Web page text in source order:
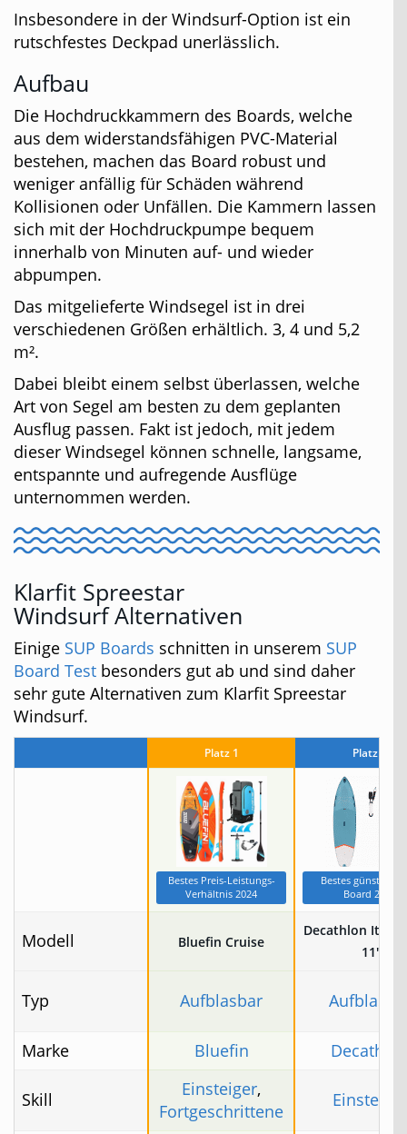
Insbesondere in der Windsurf-Option ist ein
rutschfestes Deckpad unerlässlich.
Aufbau
Die Hochdruckkammern des Boards, welche
aus dem widerstandsfähigen PVC-Material
bestehen, machen das Board robust und
weniger anfällig für Schäden während
Kollisionen oder Unfällen. Die Kammern lassen
sich mit der Hochdruckpumpe bequem
innerhalb von Minuten auf- und wieder
abpumpen.
Das mitgelieferte Windsegel ist in drei
verschiedenen Größen erhältlich. 3, 4 und 5,2
m².
Dabei bleibt einem selbst überlassen, welche
Art von Segel am besten zu dem geplanten
Ausflug passen. Fakt ist jedoch, mit jedem
dieser Windsegel können schnelle, langsame,
entspannte und aufregende Ausflüge
unternommen werden.
Klarfit Spreestar
Windsurf Alternativen
Einige SUP Boards schnitten in unserem SUP
Board Test besonders gut ab und sind daher
sehr gute Alternativen zum Klarfit Spreestar
Windsurf.
Platz 1 Platz 2
Bestes Preis-Leistungs-
Verhältnis 2024
Bestes günstiges
Board 2024
Modell Bluefin Cruise
Decathlon Itiwit
11′
Typ Aufblasbar
Marke Bluefin
Skill Einsteiger,
Fortgeschrittene
Einsteiger